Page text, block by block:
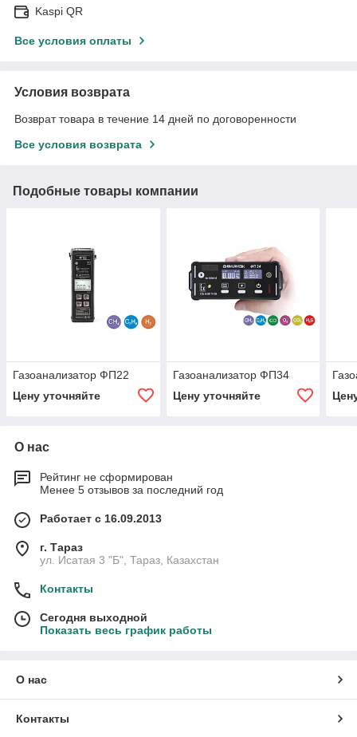
Kaspi QR
Все условия оплаты
Условия возврата
Возврат товара в течение 14 дней по договоренности
Все условия возврата
Подобные товары компании
Газоанализатор ФП22
Цену уточняйте
Газоанализатор ФП34
Цену уточняйте
О нас
Рейтинг не сформирован
Менее 5 отзывов за последний год
Работает с 16.09.2013
г. Тараз
ул. Исатая 3 "Б", Тараз, Казахстан
Контакты
Сегодня выходной
Показать весь график работы
О нас
Контакты